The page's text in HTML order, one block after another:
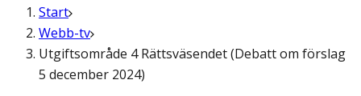
Start
Webb-tv
Utgiftsområde 4 Rättsväsendet (Debatt om förslag
5 december 2024)